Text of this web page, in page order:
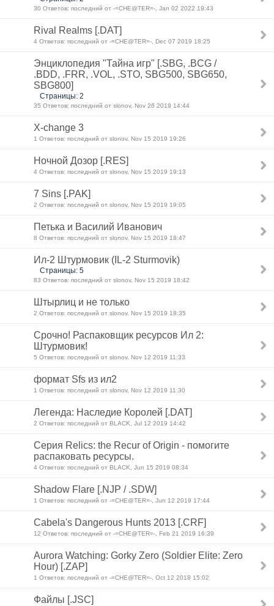
30 Ответов: последний от -=CHE@TER=-, Jan 02 2022 19:43
Rival Realms [.DAT]
4 Ответов: последний от -=CHE@TER=-, Dec 07 2019 18:25
Энциклопедия "Тайна игр" [.SBG, .BCG /
.BDD, .FRR, .VOL, .STO, SBG500, SBG650,
SBG800]
Страницы: 2
35 Ответов: последний от slonov, Nov 26 2019 14:44
X-change 3
1 Ответов: последний от slonov, Nov 15 2019 19:26
Ночной Дозор [.RES]
4 Ответов: последний от slonov, Nov 15 2019 19:13
7 Sins [.PAK]
2 Ответов: последний от slonov, Nov 15 2019 19:05
Петька и Василий Иванович
8 Ответов: последний от slonov, Nov 15 2019 18:47
Ил-2 Штурмовик (IL-2 Sturmovik)
Страницы: 5
83 Ответов: последний от slonov, Nov 15 2019 18:42
Штырлиц и не только
2 Ответов: последний от slonov, Nov 15 2019 18:35
Срочно! Распаковщик ресурсов Ил 2:
Штурмовик!
5 Ответов: последний от slonov, Nov 12 2019 11:33
формат Sfs из ил2
1 Ответов: последний от slonov, Nov 12 2019 11:30
Легенда: Наследие Королей [.DAT]
2 Ответов: последний от BLACK, Jul 12 2019 14:42
Серия Relics: the Recur of Origin - помогите
распаковать ресурсы.
4 Ответов: последний от BLACK, Jun 15 2019 08:34
Shadow Flare [.NJP / .SDW]
1 Ответов: последний от -=CHE@TER=-, Jun 12 2019 17:44
Cabela's Dangerous Hunts 2013 [.CRF]
12 Ответов: последний от -=CHE@TER=-, Feb 21 2019 16:39
Aurora Watching: Gorky Zero (Soldier Elite: Zero
Hour) [.ZAP]
1 Ответов: последний от -=CHE@TER=-, Oct 12 2018 15:02
Файлы [.JSC]